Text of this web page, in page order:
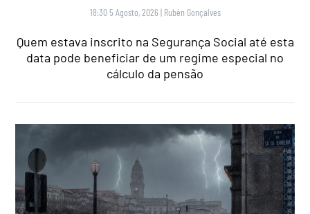
18:30 5 Agosto, 2026 | Rubén Gonçalves
Quem estava inscrito na Segurança Social até esta
data pode beneficiar de um regime especial no
cálculo da pensão